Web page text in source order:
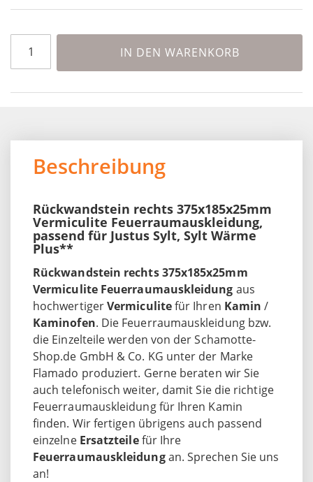
IN DEN WARENKORB
Beschreibung
Rückwandstein rechts 375x185x25mm
Vermiculite Feuerraumauskleidung,
passend für Justus Sylt, Sylt Wärme
Plus**
Rückwandstein rechts 375x185x25mm
Vermiculite Feuerraumauskleidung aus
hochwertigerVermiculitefür Ihren Kamin/
Kaminofen. Die Feuerraumauskleidung bzw.
die Einzelteile werden von der Schamotte-
Shop.de GmbH & Co. KG unter der Marke
Flamado produziert. Gerne beraten wir Sie
auch telefonisch weiter, damit Sie die richtige
Feuerraumauskleidung für Ihren Kamin
finden. Wir fertigen übrigens auch passend
einzelne Ersatzteilefür Ihre
Feuerraumauskleidungan. Sprechen Sie uns
an!